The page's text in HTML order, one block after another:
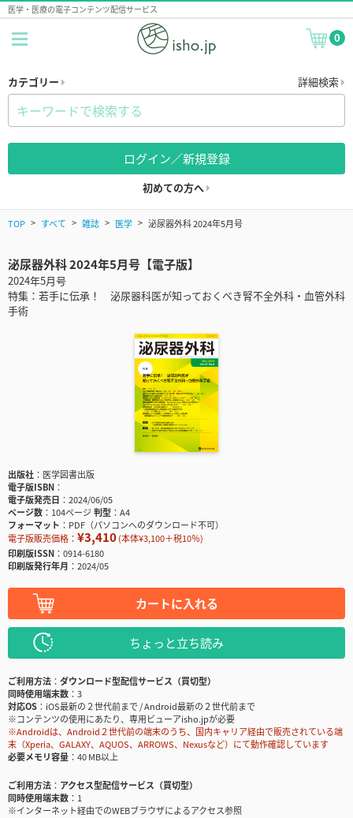
医学・医療の電子コンテンツ配信サービス
0
カテゴリー 詳細検索
ログイン／新規登録
初めての方へ
TOP すべて 雑誌 医学 泌尿器外科 2024年5月号
泌尿器外科 2024年5月号【電子版】
2024年5月号
特集：若手に伝承！ 泌尿器科医が知っておくべき腎不全外科・血管外科
手術
出版社
医学図書出版
電子版ISBN
電子版発売日
2024/06/05
ページ数
104ページ判型
A4
フォーマット
PDF（パソコンへのダウンロード不可）
電子版販売価格： ¥3,410(本体¥3,100＋税10％)
印刷版ISSN
0914-6180
印刷版発行年月
2024/05
カートに入れる
ちょっと立ち読み
ご利用方法
ダウンロード型配信サービス（買切型）
同時使用端末数
3
対応OS
iOS最新の２世代前まで / Android最新の２世代前まで
※コンテンツの使用にあたり、専用ビューアisho.jpが必要
※Androidは、Android２世代前の端末のうち、国内キャリア経由で販売されている端
末（Xperia、GALAXY、AQUOS、ARROWS、Nexusなど）にて動作確認しています
必要メモリ容量
40 MB以上
ご利用方法
アクセス型配信サービス（買切型）
同時使用端末数
1
※インターネット経由でのWEBブラウザによるアクセス参照